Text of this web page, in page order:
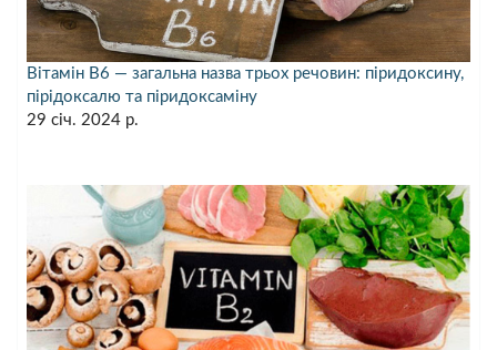
Вітамін B6 — загальна назва трьох речовин: піридоксину,
пірідоксалю та піридоксаміну
29 січ. 2024 р.